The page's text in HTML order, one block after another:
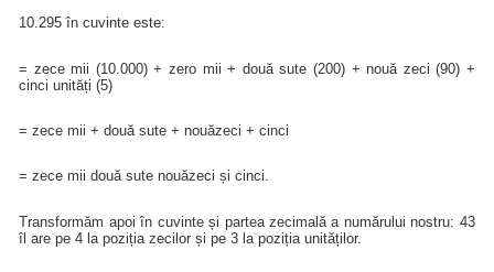
10.295 în cuvinte este:
= zece mii (10.000) + zero mii + două sute (200) + nouă zeci (90) +
cinci unități (5)
= zece mii + două sute + nouăzeci + cinci
= zece mii două sute nouăzeci și cinci.
Transformăm apoi în cuvinte și partea zecimală a numărului nostru: 43
îl are pe 4 la poziția zecilor și pe 3 la poziția unităților.